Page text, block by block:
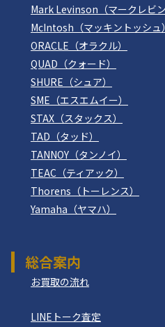
Mark Levinson（マークレビン
McIntosh（マッキントッシュ）
ORACLE（オラクル）
QUAD（クォード）
SHURE（シュア）
SME（エスエムイー）
STAX（スタックス）
TAD（タッド）
TANNOY（タンノイ）
TEAC（ティアック）
Thorens（トーレンス）
Yamaha（ヤマハ）
総合案内
お買取の流れ
LINEトーク査定